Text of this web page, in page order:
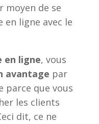
moyen de se
en ligne avec le
en ligne, vous
avantage par
parce que vous
les clients
dit, ce ne